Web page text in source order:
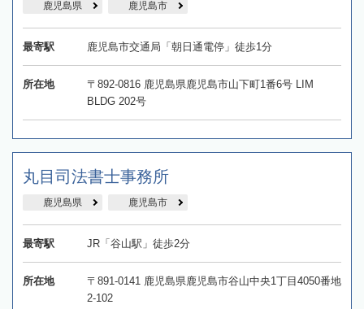
鹿児島県 鹿児島市
最寄駅 鹿児島市交通局「朝日通電停」徒歩1分
所在地
〒892-0816 鹿児島県鹿児島市山下町1番6号 LIM
BLDG 202号
丸目司法書士事務所
鹿児島県 鹿児島市
最寄駅 JR「谷山駅」徒歩2分
所在地
〒891-0141 鹿児島県鹿児島市谷山中央1丁目4050番地
2-102